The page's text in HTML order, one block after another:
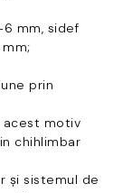
mm, sidef
mm;
prin
acest motiv
chihlimbar
și sistemul de